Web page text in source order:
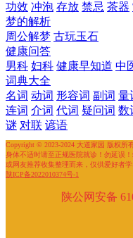
功效 冲泡 存放 禁忌 茶器
梦的解析
周公解梦 古玩玉石
健康问答
男科 妇科 健康早知道 中
词典大全
名词 动词 形容词 副词 量
连词 介词 代词 疑问词 数
谜 对联 谚语
Copyright © 2023-2024 大道家园 版权所
身体不适时请至正规医院就诊！勿延误
或网友推荐收集整理而来，仅供爱好者
陕ICP备2022010374号-1
陕公网安备